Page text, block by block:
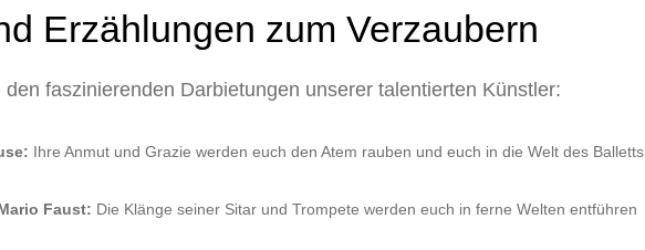
Erzählungen zum Verzaubern
faszinierenden Darbietungen unserer talentierten Künstler:
Ihre Anmut und Grazie werden euch den Atem rauben und euch in die Welt des Balletts
Faust: Die Klänge seiner Sitar und Trompete werden euch in ferne Welten entführen